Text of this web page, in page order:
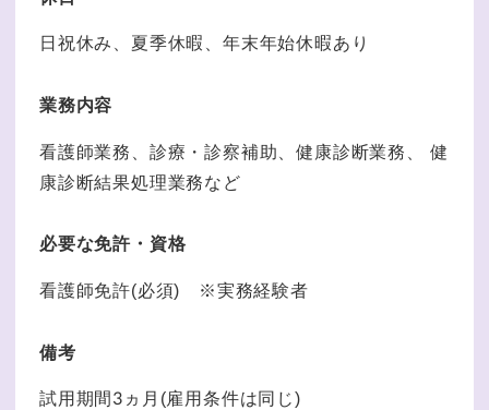
日祝休み、夏季休暇、年末年始休暇あり
業務内容
看護師業務、診療・診察補助、健康診断業務、 健
康診断結果処理業務など
必要な免許・資格
看護師免許(必須) ※実務経験者
備考
試用期間3ヵ月(雇用条件は同じ)